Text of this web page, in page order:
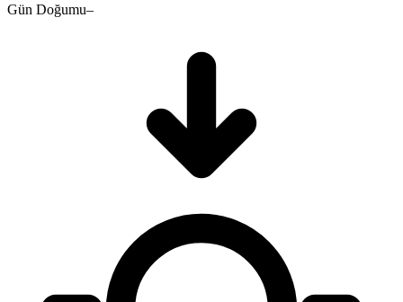
Gün Doğumu–